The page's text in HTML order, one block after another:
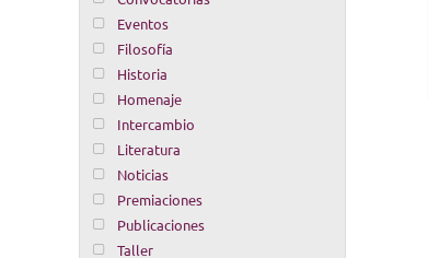
Eventos
Filosofía
Historia
Homenaje
Intercambio
Literatura
Noticias
Premiaciones
Publicaciones
Taller